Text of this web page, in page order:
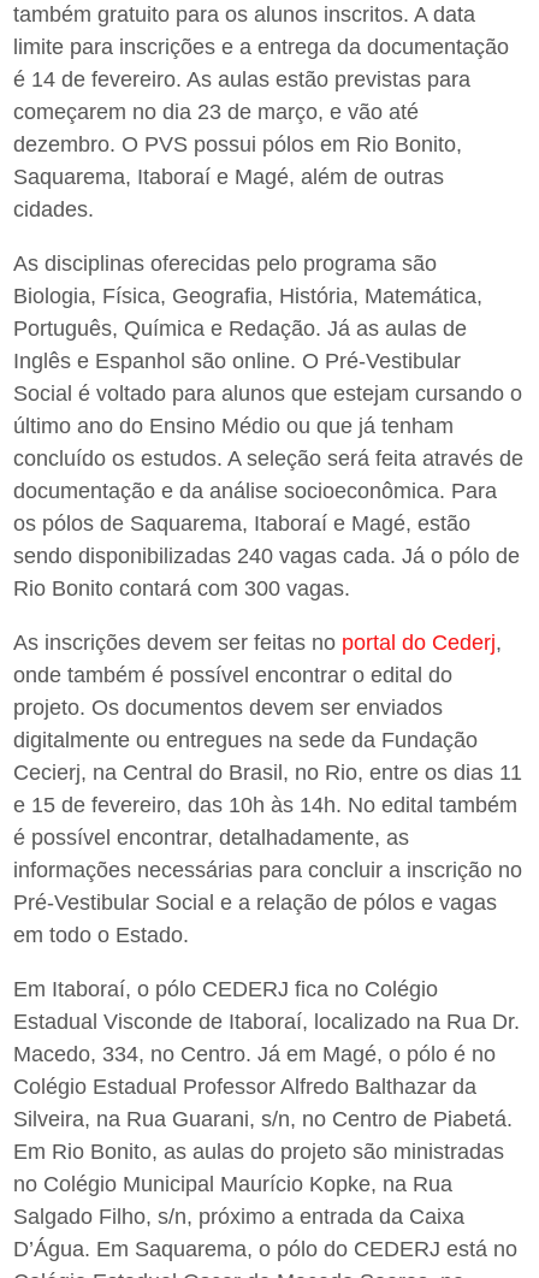
também gratuito para os alunos inscritos. A data
limite para inscrições e a entrega da documentação
é 14 de fevereiro. As aulas estão previstas para
começarem no dia 23 de março, e vão até
dezembro. O PVS possui pólos em Rio Bonito,
Saquarema, Itaboraí e Magé, além de outras
cidades.
As disciplinas oferecidas pelo programa são
Biologia, Física, Geografia, História, Matemática,
Português, Química e Redação. Já as aulas de
Inglês e Espanhol são online. O Pré-Vestibular
Social é voltado para alunos que estejam cursando o
último ano do Ensino Médio ou que já tenham
concluído os estudos. A seleção será feita através de
documentação e da análise socioeconômica. Para
os pólos de Saquarema, Itaboraí e Magé, estão
sendo disponibilizadas 240 vagas cada. Já o pólo de
Rio Bonito contará com 300 vagas.
As inscrições devem ser feitas no portal do Cederj,
onde também é possível encontrar o edital do
projeto. Os documentos devem ser enviados
digitalmente ou entregues na sede da Fundação
Cecierj, na Central do Brasil, no Rio, entre os dias 11
e 15 de fevereiro, das 10h às 14h. No edital também
é possível encontrar, detalhadamente, as
informações necessárias para concluir a inscrição no
Pré-Vestibular Social e a relação de pólos e vagas
em todo o Estado.
Em Itaboraí, o pólo CEDERJ fica no Colégio
Estadual Visconde de Itaboraí, localizado na Rua Dr.
Macedo, 334, no Centro. Já em Magé, o pólo é no
Colégio Estadual Professor Alfredo Balthazar da
Silveira, na Rua Guarani, s/n, no Centro de Piabetá.
Em Rio Bonito, as aulas do projeto são ministradas
no Colégio Municipal Maurício Kopke, na Rua
Salgado Filho, s/n, próximo a entrada da Caixa
D’Água. Em Saquarema, o pólo do CEDERJ está no